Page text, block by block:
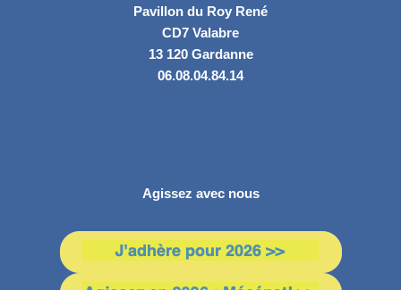
Pavillon du Roy René
CD7 Valabre
13 120 Gardanne
06.08.04.84.14
Agissez avec nous